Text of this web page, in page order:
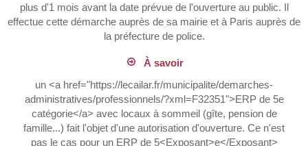
plus d'1 mois avant la date prévue de l'ouverture au public. Il
effectue cette démarche auprès de sa mairie et à Paris auprès de
la préfecture de police.
À savoir
un <a href="https://lecailar.fr/municipalite/demarches-
administratives/professionnels/?xml=F32351">ERP de 5e
catégorie</a> avec locaux à sommeil (gîte, pension de
famille...) fait l'objet d'une autorisation d'ouverture. Ce n'est
pas le cas pour un ERP de 5<Exposant>e</Exposant>